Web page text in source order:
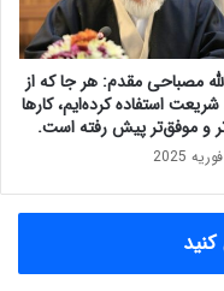
مصباحی مقدم: هر جا که از
استفاده کرده‌ایم، کارها
و موفق‌تر پیش رفته است.